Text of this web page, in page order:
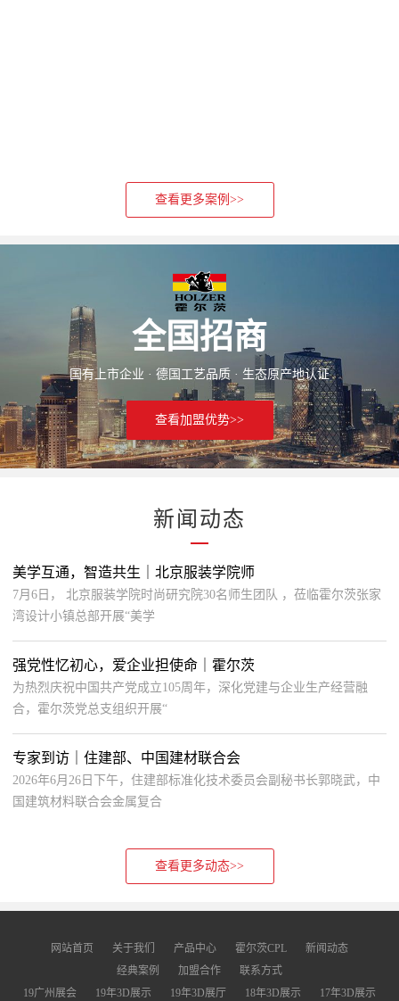
查看更多案例>>
全国招商
国有上市企业 · 德国工艺品质 · 生态原产地认证
查看加盟优势>>
新闻动态
美学互通，智造共生｜北京服装学院师
7月6日， 北京服装学院时尚研究院30名师生团队 ，莅临霍尔茨张家
湾设计小镇总部开展“美学
强党性忆初心，爱企业担使命｜霍尔茨
为热烈庆祝中国共产党成立105周年，深化党建与企业生产经营融
合，霍尔茨党总支组织开展“
专家到访｜住建部、中国建材联合会
2026年6月26日下午，住建部标准化技术委员会副秘书长郭晓武，中
国建筑材料联合会金属复合
查看更多动态>>
网站首页 关于我们 产品中心 霍尔茨CPL
新闻动态
经典案例
加盟合作
联系方式
19广州展会
19年3D展示 19年3D展厅 18年3D展示 17年3D展示